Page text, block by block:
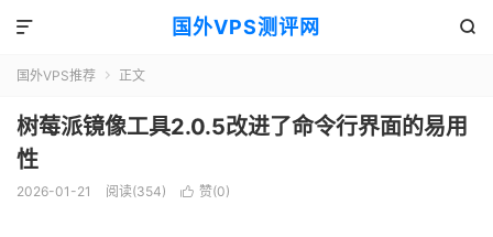
国外VPS测评网 

国外VPS推荐  正文
树莓派镜像工具2.0.5改进了命令行界面的易用
性
2026-01-21 阅读(354)  赞(0)